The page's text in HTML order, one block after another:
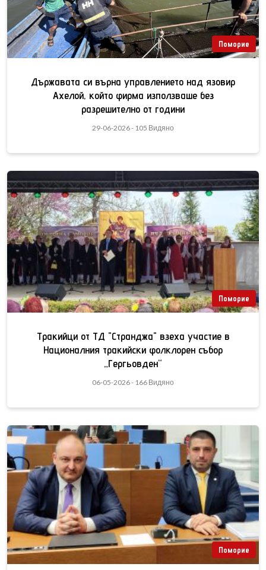
Поморие
Държавата си върна управлението над язовир
Ахелой, който фирма използваше без
разрешително от години
29-06-2026 - 105 Видяно
Поморие
Тракийци от ТД "Странджа" взеха участие в
Националния тракийски фолклорен събор
„Гергьовден“
06-05-2026 - 166 Видяно
Поморие